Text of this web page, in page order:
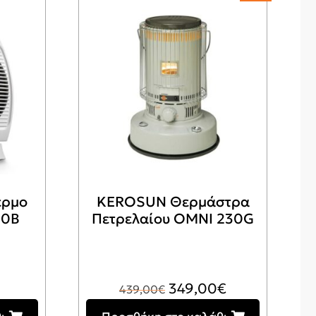
KEROSUN Θερμάστρα
Πετρελαίου OMNI 230G
439,00€ Original
349,00€Η
τρέχουσα